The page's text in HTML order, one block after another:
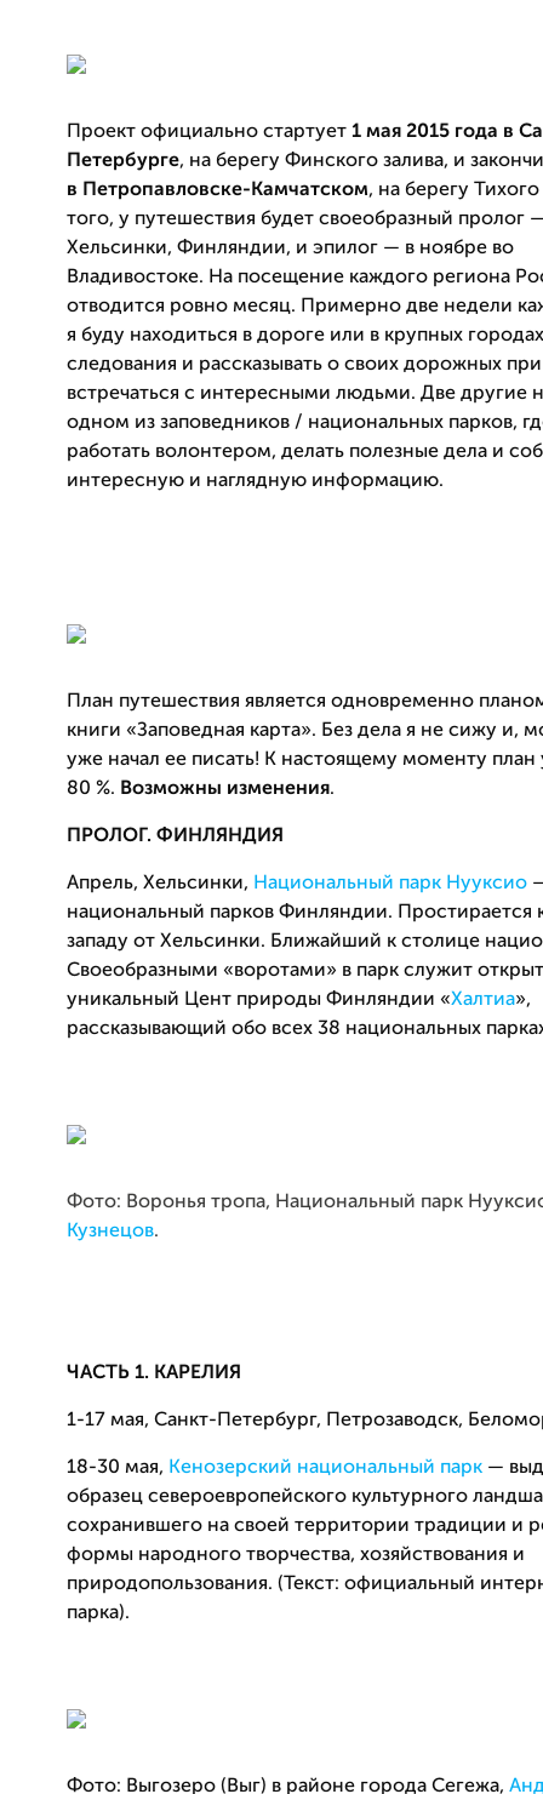
Проект официально стартует 1 мая 2015 года в
Петербурге, на берегу Финского залива, и
в Петропавловске-Камчатском, на берегу
того, у путешествия будет своеобразный пролог
Хельсинки, Финляндии, и эпилог — в ноябре во
Владивостоке. На посещение каждого региона
отводится ровно месяц.
Примерно две недели
я буду находиться в дороге или в крупных
следования и рассказывать о своих дорожных
встречаться с интересными людьми. Две другие
одном из заповедников / национальных парков,
работать волонтером, делать полезные дела и с
интересную и наглядную информацию.
План путешествия является одновременно
книги «Заповедная карта». Без дела я не сижу и,
уже начал ее писать! К настоящему моменту план
80 %. Возможны изменения.
ПРОЛОГ. ФИНЛЯНДИЯ
Апрель, Хельсинки, Национальный парк Нууксио
национальный парков Финляндии. Простирается
западу от Хельсинки. Ближайший к столице
Своеобразными «воротами» в парк служит
уникальный Цент природы Финляндии «Халтиа»,
рассказывающий обо всех 38 национальных
Фото: Воронья тропа, Национальный парк
Кузнецов.
ЧАСТЬ 1. КАРЕЛИЯ
1-17 мая, Санкт-Петербург, Петрозаводск,
18-30 мая, Кенозерский национальный парк —
образец североевропейского культурного
сохранившего на своей территории традиции и
формы народного творчества, хозяйствования и
природопользования. (Текст: официальный
парка).
Фото: Выгозеро (Выг) в районе города Сегежа,